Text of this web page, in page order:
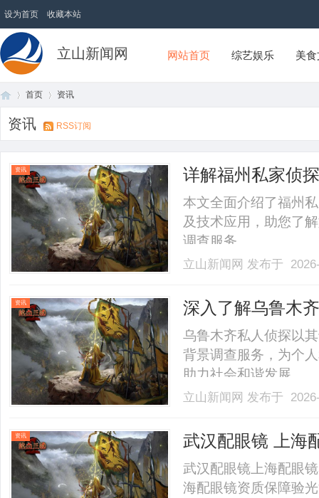
设为首页 收藏本站
立山新闻网 网站首页 综艺娱乐 美
首页 资讯
资讯 RSS订阅
资讯 详解福州私家侦
本文全面介绍了福州
及技术应用，助您了
调查服务。......
立山新闻网 发布于
资讯 深入了解乌鲁木
乌鲁木齐私人侦探以
背景调查服务，为个
助力社会和谐发展。
立山新闻网 发布于
资讯 武汉配眼镜 上海
武汉配眼镜上海配眼
海配眼镜资质保障验